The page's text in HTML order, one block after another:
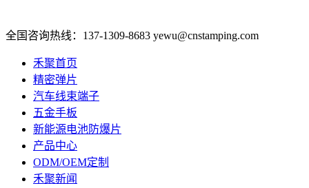
全国咨询热线： 137-1309-8683 yewu@cnstamping.com
禾聚首页
精密弹片
汽车线束端子
五金手板
新能源电池防爆片
产品中心
ODM/OEM定制
禾聚新闻